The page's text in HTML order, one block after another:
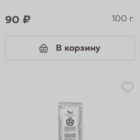
90 ₽ 100 г.
В корзину